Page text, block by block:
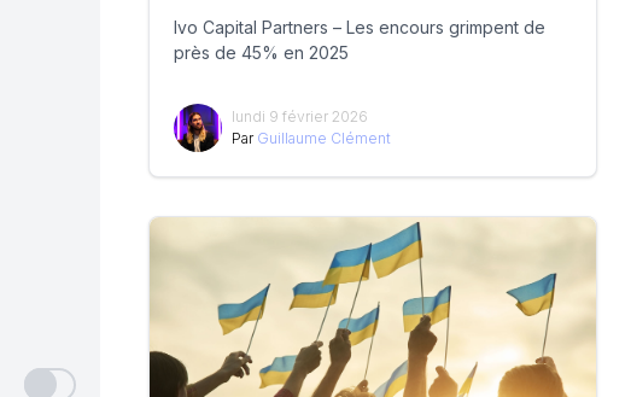
Ivo Capital Partners – Les encours grimpent de
près de 45% en 2025
lundi 9 février 2026
Par Guillaume Clément